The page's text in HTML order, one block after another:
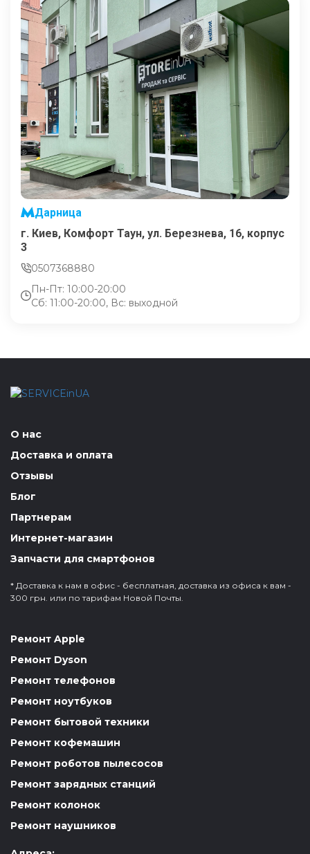
Дарница
г. Киев, Комфорт Таун, ул. Березнева, 16, корпус
3
0507368880
Пн-Пт: 10:00-20:00
Сб: 11:00-20:00, Вс: выходной
О нас
Доставка и оплата
Отзывы
Блог
Партнерам
Интернет-магазин
Запчасти для смартфонов
* Доставка к нам в офис - бесплатная, доставка из офиса к вам -
300 грн. или по тарифам Новой Почты.
Ремонт Apple
Ремонт Dyson
Ремонт телефонов
Ремонт ноутбуков
Ремонт бытовой техники
Ремонт кофемашин
Ремонт роботов пылесосов
Ремонт зарядных станций
Ремонт колонок
Ремонт наушников